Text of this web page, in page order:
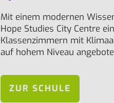
Mit einem modernen
Hope Studies City Centre
Klassenzimmern mit
auf hohem Niveau
ZUR SCHULE